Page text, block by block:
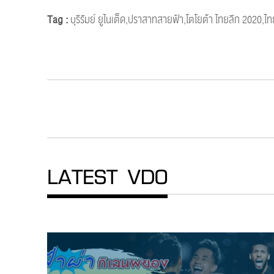
Tag :บุรีรัมย์ ยูไนเต็ด,ปราสาทสายฟ้า,โตโยต้า ไทยลีก 2020,
LATEST VDO